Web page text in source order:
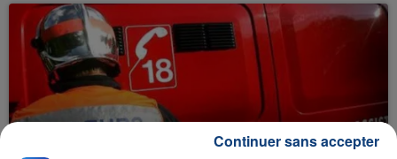
Continuer sans accepter